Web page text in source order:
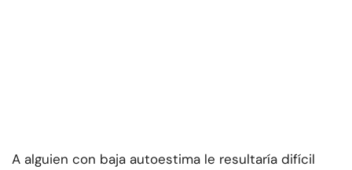
A alguien con baja autoestima le resultaría difícil